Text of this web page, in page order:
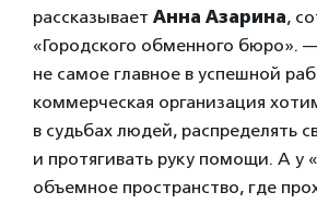
рассказывает Анна Азарина,
«Городского обменного бюро».
не самое главное в успешной
коммерческая организация
в судьбах людей, распределять
и протягивать руку помощи. А у
объемное пространство, где